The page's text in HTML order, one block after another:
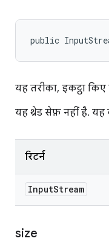
public
यह तरीका, इकट्ठा
यह थ्रेड सेफ़ नहीं है.
रिटर्न
InputStream
size